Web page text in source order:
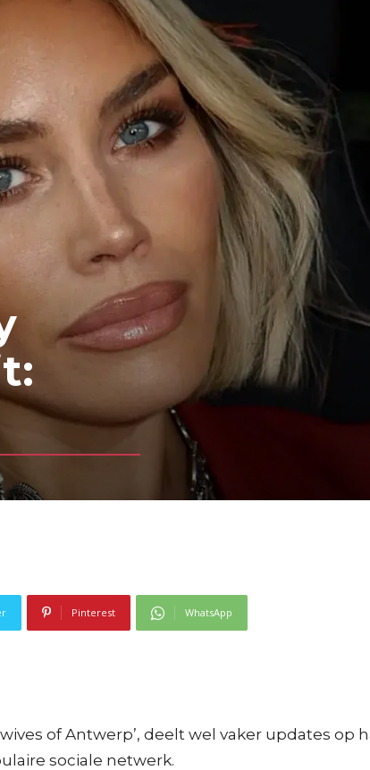
Pinterest WhatsApp
of Antwerp’, deelt wel vaker updates op
sociale netwerk.